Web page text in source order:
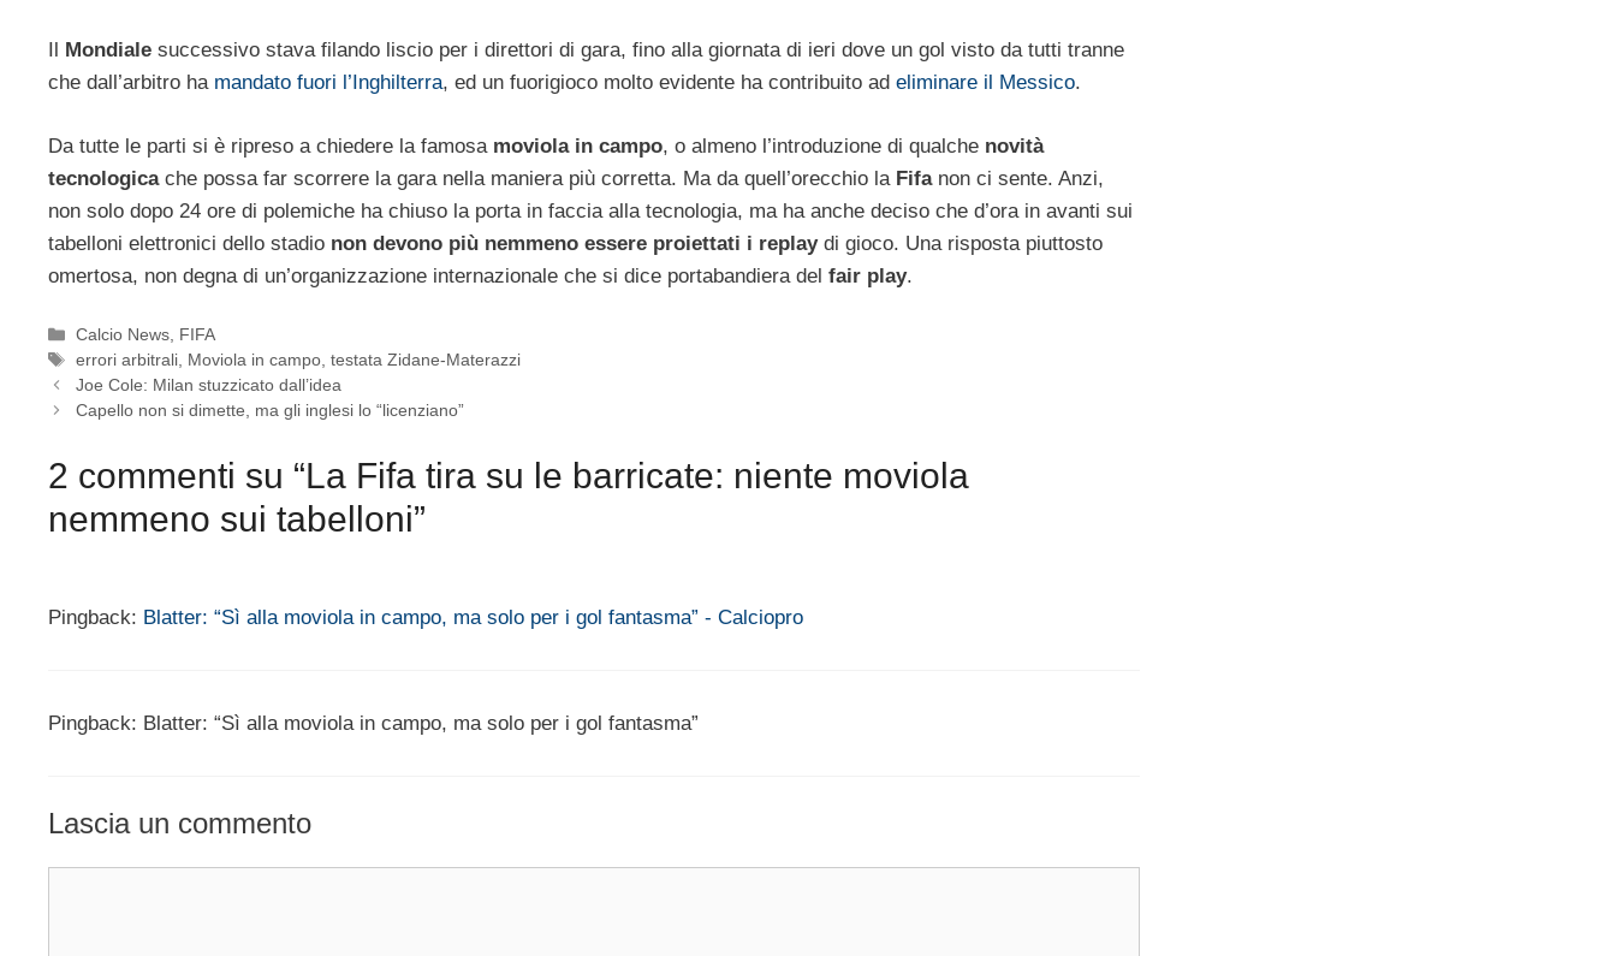
Mondiale successivo stava filando liscio per i direttori di gara, fino alla giornata di ieri dove un gol visto da tutti tranne
che dall’arbitro ha mandato fuori l’Inghilterra, ed un fuorigioco molto evidente ha contribuito ad eliminare il Messico.
Da tutte le parti si è ripreso a chiedere la famosa moviola in campo, o almeno l’introduzione di qualche novità
tecnologicache possa far scorrere la gara nella maniera più corretta. Ma da quell’orecchio la Fifanon ci sente. Anzi,
non solo dopo 24 ore di polemiche ha chiuso la porta in faccia alla tecnologia, ma ha anche deciso che d’ora in avanti sui
tabelloni elettronici dello stadio non devono più nemmeno essere proiettati i replaydi gioco. Una risposta piuttosto
omertosa, non degna di un’organizzazione internazionale che si dice portabandiera del fair play.
Categorie
Calcio News, FIFA
Tag
errori arbitrali, Moviola in campo,testata Zidane-Materazzi
Joe Cole: Milan stuzzicato dall’idea
Capello non si dimette, ma gli inglesi lo “licenziano”
2 commenti su “La Fifa tira su le barricate: niente moviola
nemmeno sui tabelloni”
Pingback: Blatter: “Sì alla moviola in campo, ma solo per i gol fantasma” - Calciopro
Pingback: Blatter: “Sì alla moviola in campo, ma solo per i gol fantasma”
Lascia un commento